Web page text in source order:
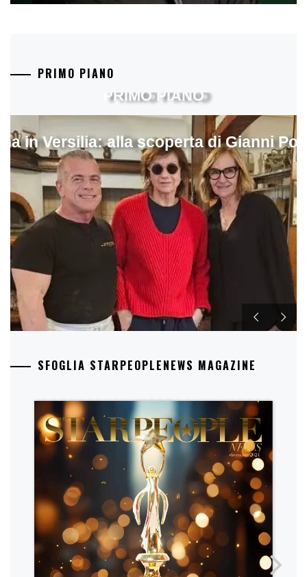
PRIMO PIANO
in Versilia: alla scoperta di Gianni
PRIMO PIANO
SFOGLIA STARPEOPLENEWS MAGAZINE